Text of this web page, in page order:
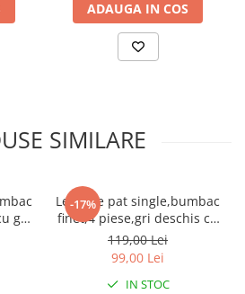
ADAUGA IN COS
SIMILARE
gri-
-17%
Lenjerie pat single,bumbac
finet,4 piese,gri deschis cu
stelute-A146
119,00 Lei
99,00 Lei
IN STOC